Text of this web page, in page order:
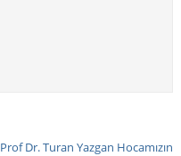
Prof Dr. Turan Yazgan Hocamızın